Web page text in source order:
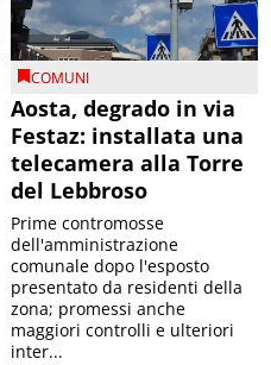
COMUNI
Aosta, degrado in via
Festaz: installata una
telecamera alla Torre
del Lebbroso
Prime contromosse
dell'amministrazione
comunale dopo l'esposto
presentato da residenti della
zona; promessi anche
maggiori controlli e ulteriori
inter...